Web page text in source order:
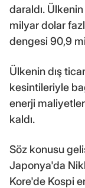
daraldı.
milyar dolar
dengesi 90,9
Ülkenin dış
kesintileriyle
enerji
kaldı.
Söz konusu
Japonya'da
Kore'de Kospi